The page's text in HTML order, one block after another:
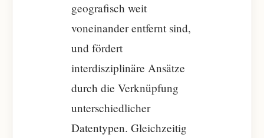
geografisch weit
voneinander entfernt sind,
und fördert
interdisziplinäre Ansätze
durch die Verknüpfung
unterschiedlicher
Datentypen. Gleichzeitig